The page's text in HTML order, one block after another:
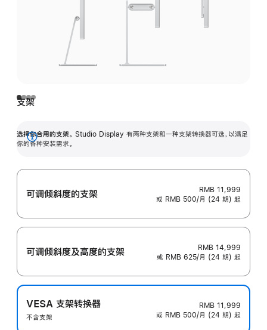
支架
选择你合用的支架。 Studio Display 有两种支架和一种支架转换器可选，以满足
你的各种安装需求。
展
可调倾斜度的支架
RMB 11,999
或 RMB 500/月 (24 期) 起
可调倾斜度及高‍度的支‍架
RMB 14,999
或 RMB 625/月 (24 期) 起
VESA 支架转换器
不含支架
RMB 11,999
或 RMB 500/月 (24 期) 起